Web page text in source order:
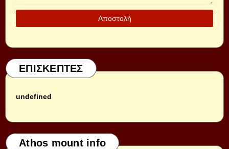
ΕΠΙΣΚΕΠΤΕΣ
undefined
Athos mount info